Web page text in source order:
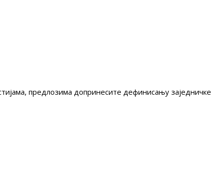
предлозима допринесите дефинисању заједничке